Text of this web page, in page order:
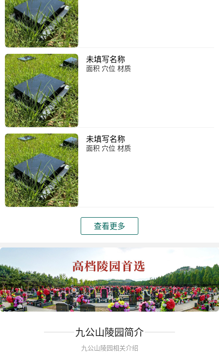
未填写名称
面积 穴位 材质
未填写名称
面积 穴位 材质
查看更多
九公山陵园简介
九公山陵园相关介绍